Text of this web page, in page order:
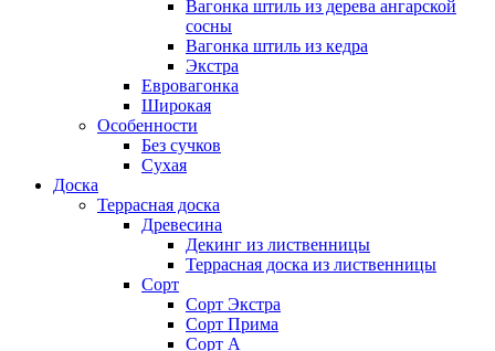
Вагонка штиль из дерева ангарской
сосны
Вагонка штиль из кедра
Экстра
Евровагонка
Широкая
Особенности
Без сучков
Сухая
Доска
Террасная доска
Древесина
Декинг из лиственницы
Террасная доска из лиственницы
Сорт
Сорт Экстра
Сорт Прима
Сорт А